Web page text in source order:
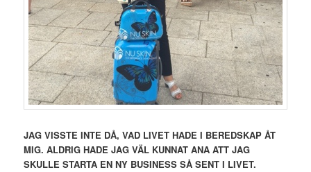
JAG VISSTE INTE DÅ, VAD LIVET HADE I BEREDSKAP ÅT
MIG. ALDRIG HADE JAG VÄL KUNNAT ANA ATT JAG
SKULLE STARTA EN NY BUSINESS SÅ SENT I LIVET.